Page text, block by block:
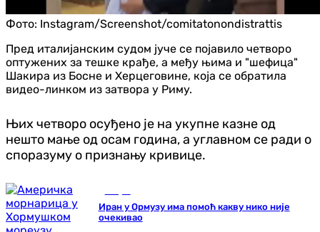
Фото: Instagram/Screenshot/comitatonondistrattis
Пред италијанским судом јуче се појавило четворо
оптужених за тешке крађе, а међу њима и "шефица"
Шакира из Босне и Херцеговине, која се обратила
видео-линком из затвора у Риму.
Њих четворо осуђено је на укупне казне од
нешто мање од осам година, а углавном се ради о
споразуму о признању кривице.
Иран у Ормузу има помоћ какву нико није
очекивао